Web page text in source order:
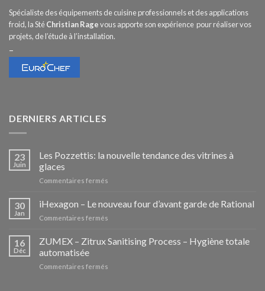
Spécialiste des équipements de cuisine professionnels et des applications
froid, la StéChristian Ragevous apporte son expérience pour réaliser vos
projets, de l’étude à l’installation.
–
DERNIERS ARTICLES
23
Juin
Les Pozzettis: la nouvelle tendance des vitrines à
glaces
Commentaires fermés
Pozzettis:
la
des
30
Jan
iHexagon – Le nouveau four d’avant garde de Rational
Commentaires fermés
–
Le
16
Déc
ZUMEX – Zitrux Sanitising Process – Hygiène totale
automatisée
Commentaires fermés